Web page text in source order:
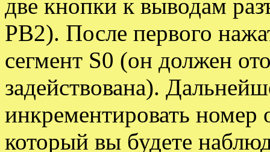
две кнопки к выводам
PB2). После первого
сегмент S0 (он должен
задействована).
инкрементировать номер
который вы будете